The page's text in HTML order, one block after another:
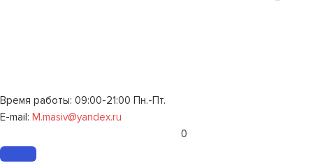
Время работы: 09:00-21:00 Пн.-Пт.
E-mail: M.masiv@yandex.ru
0